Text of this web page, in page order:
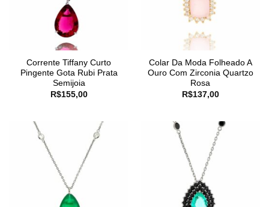
Corrente Tiffany Curto
Pingente Gota Rubi Prata
Semijoia
R$155,00
Colar Da Moda Folheado A
Ouro Com Zirconia Quartzo
Rosa
R$137,00